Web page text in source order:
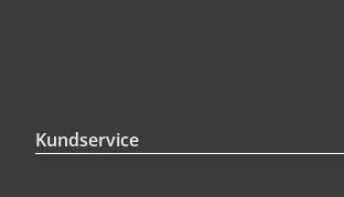
Kundservice